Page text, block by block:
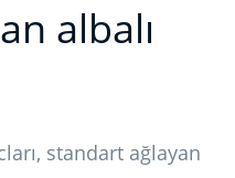
albalı
standart ağlayan